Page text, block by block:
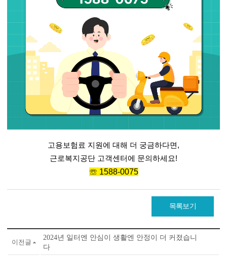
고용보험료 지원에 대해 더 궁금하다면,
근로복지공단 고객센터에 문의하세요!
☏ 1588-0075
목록보기
이전글
2024년 일터엔 안심이 생활엔 안정이 더 커졌습니
다